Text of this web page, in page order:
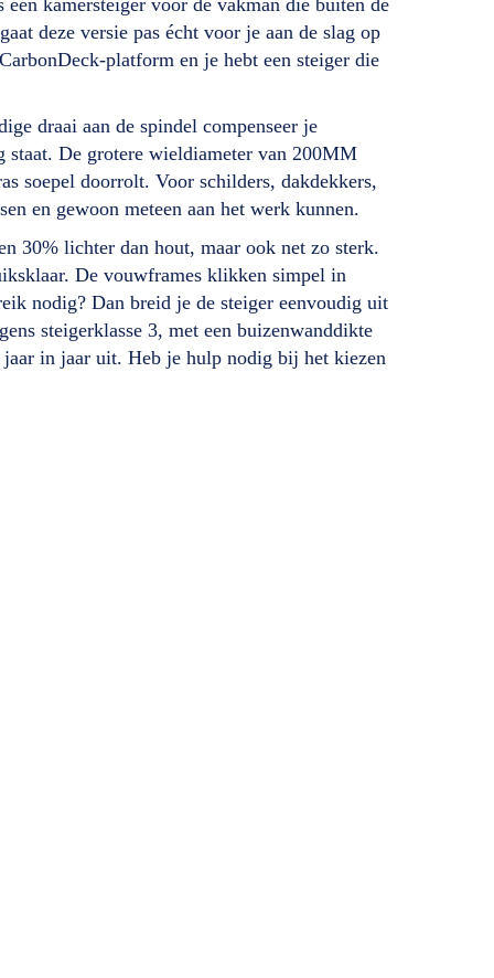
deze versie pas écht voor je aan de slag op
platform en je hebt een steiger die
draai aan de spindel compenseer je
staat. De grotere wieldiameter van 200MM
soepel doorrolt. Voor schilders, dakdekkers,
en gewoon meteen aan het werk kunnen.
30% lichter dan hout, maar ook net zo sterk.
De vouwframes klikken simpel in
nodig? Dan breid je de steiger eenvoudig uit
steigerklasse 3, met een buizenwanddikte
in jaar uit. Heb je hulp nodig bij het kiezen